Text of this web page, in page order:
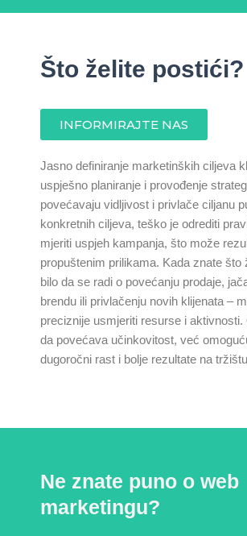
Što želite postići?
INFORMIRAJTE NAS
Jasno definiranje marketinških ciljeva
uspješno planiranje i provođenje
povećavaju vidljivost i privlače ciljanu
konkretnih ciljeva, teško je odrediti
mjeriti uspjeh kampanja, što može
propuštenim prilikama. Kada znate što
bilo da se radi o povećanju prodaje,
brendu ili privlačenju novih klijenata –
preciznije usmjeriti resurse i
da povećava učinkovitost, već
dugoročni rast i bolje rezultate na
Ne znate puno o web
marketingu?